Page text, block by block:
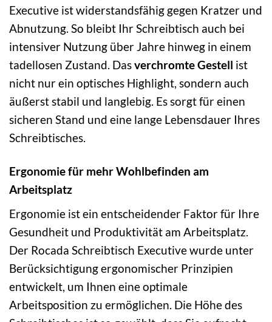
Executive ist widerstandsfähig gegen Kratzer und
Abnutzung. So bleibt Ihr Schreibtisch auch bei
intensiver Nutzung über Jahre hinweg in einem
tadellosen Zustand. Dasverchromte Gestell ist
nicht nur ein optisches Highlight, sondern auch
äußerst stabil und langlebig. Es sorgt für einen
sicheren Stand und eine lange Lebensdauer Ihres
Schreibtisches.
Ergonomie für mehr Wohlbefinden am
Arbeitsplatz
Ergonomie ist ein entscheidender Faktor für Ihre
Gesundheit und Produktivität am Arbeitsplatz.
Der Rocada Schreibtisch Executive wurde unter
Berücksichtigung ergonomischer Prinzipien
entwickelt, um Ihnen eine optimale
Arbeitsposition zu ermöglichen. Die Höhe des